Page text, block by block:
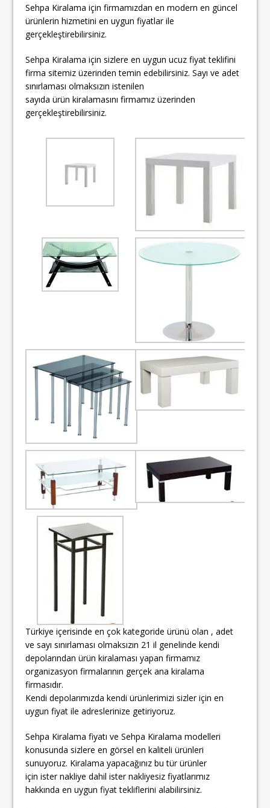
Sehpa Kiralama için firmamızdan en modern en güncel
ürünlerin hizmetini en uygun fiyatlar ile
gerçekleştirebilirsiniz.
Sehpa Kiralama için sizlere en uygun ucuz fiyat teklifini
firma sitemiz üzerinden temin edebilirsiniz. Sayı ve adet
sınırlaması olmaksızın istenilen
sayıda ürün kiralamasını firmamız üzerinden
gerçekleştirebilirsiniz.
Türkiye içerisinde en çok kategoride ürünü olan , adet
ve sayı sınırlaması olmaksızın 21 il genelinde kendi
depolarından ürün kiralaması yapan firmamız
organizasyon firmalarının gerçek ana kiralama
firmasıdır.
Kendi depolarımızda kendi ürünlerimizi sizler için en
uygun fiyat ile adreslerinize getiriyoruz.
Sehpa Kiralama fiyatı ve Sehpa Kiralama modelleri
konusunda sizlere en görsel en kaliteli ürünleri
sunuyoruz. Kiralama yapacağınız bu tür ürünler
için ister nakliye dahil ister nakliyesiz fiyatlarımız
hakkında en uygun fiyat tekliflerini alabilirsiniz.